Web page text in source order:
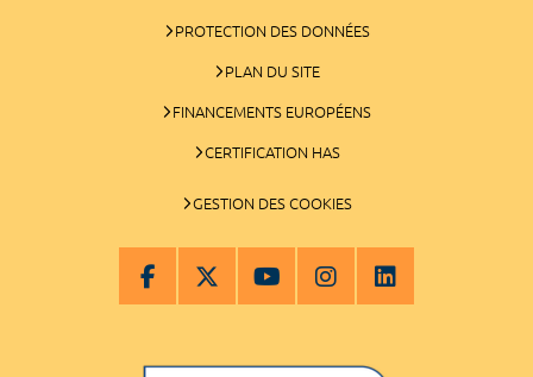
PROTECTION DES DONNÉES
PLAN DU SITE
FINANCEMENTS EUROPÉENS
CERTIFICATION HAS
GESTION DES COOKIES